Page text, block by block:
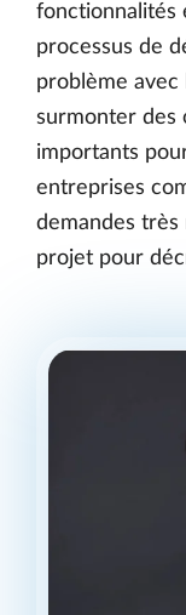
fonctionnalités
processus de
problème
surmonter des
importants
entreprises
demandes très
projet pour